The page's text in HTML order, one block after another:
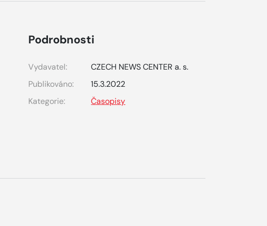
Podrobnosti
Vydavatel:
CZECH NEWS CENTER a. s.
Publikováno:
15.3.2022
Kategorie:
Časopisy